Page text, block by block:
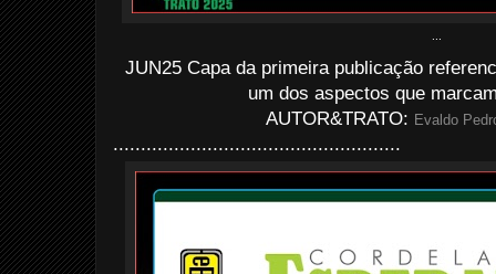
JUN25 Capa da primeira publicação
um dos aspectos que
AUTOR&TRATO: Evaldo
....................................................